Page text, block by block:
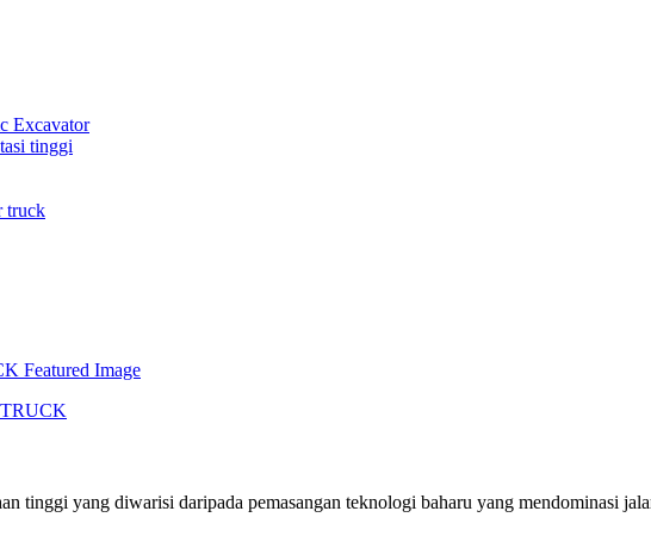
tinggi
tinggi yang diwarisi daripada pemasangan teknologi baharu yang mendominasi